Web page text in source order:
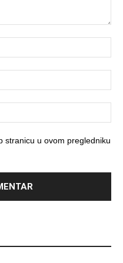
stranicu u ovom pregledniku